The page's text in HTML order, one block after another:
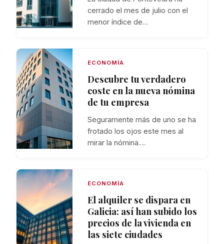
cerrado el mes de julio con el
menor índice de…
ECONOMÍA
Descubre tu verdadero
coste en la nueva nómina
de tu empresa
Seguramente más de uno se ha
frotado los ojos este mes al
mirar la nómina.…
ECONOMÍA
El alquiler se dispara en
Galicia: así han subido los
precios de la vivienda en
las siete ciudades